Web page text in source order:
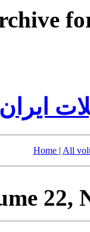
ایران
Home | All
22,